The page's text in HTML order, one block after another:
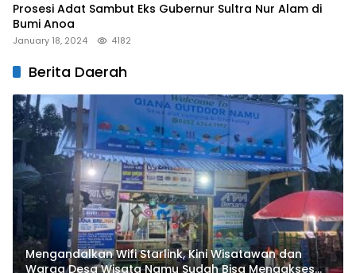
Prosesi Adat Sambut Eks Gubernur Sultra Nur Alam di
Bumi Anoa
January 18, 2024 4182
Berita Daerah
Mengandalkan Wifi Starlink, Kini Wisatawan dan
Warga Desa Wisata Namu Sudah Bisa Mengakses